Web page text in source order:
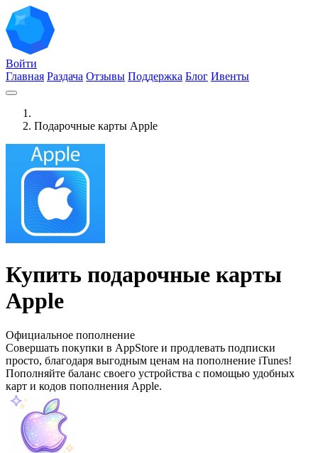
Войти
Главная Раздача Отзывы Поддержка Блог Ивенты
Подарочные карты Apple
Купить подарочные карты
Apple
Официальное пополнение
Совершать покупки в AppStore и продлевать подписки
просто, благодаря выгодным ценам на пополнение iTunes!
Пополняйте баланс своего устройства с помощью удобных
карт и кодов пополнения Apple.